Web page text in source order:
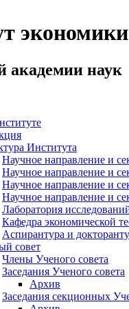
экономики
академии наук
Института
Научное направление и
Научное направление и
Научное направление и
Научное направление и
Лаборатория
Кафедра экономической
Аспирантура и
совет
Члены Ученого совета
Заседания Ученого совета
Архив
Заседания секционных